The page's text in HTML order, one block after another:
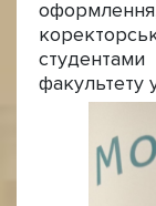
факультету